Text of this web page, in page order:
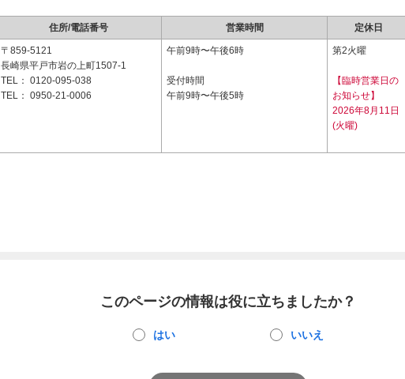
住所/電話番号 営業時間 定休日
〒859-5121
長崎県平戸市岩の上町1507-1
TEL： 0120-095-038
TEL： 0950-21-0006
午前9時〜午後6時
受付時間
午前9時〜午後5時
第2火曜
【臨時営業日の
お知らせ】
2026年8月11日
(火曜)
このページの情報は役に立ちましたか？
はい いいえ